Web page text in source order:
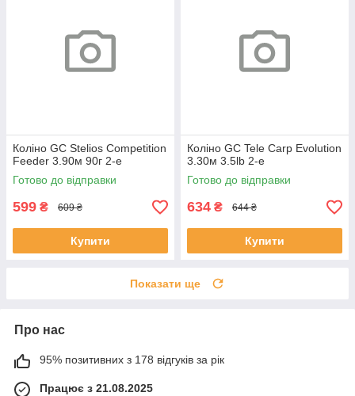
Коліно GC Stelios Competition
Feeder 3.90м 90г 2-е
Готово до відправки
599 ₴ 609 ₴
Купити
Коліно GC Tele Carp Evolution
3.30м 3.5lb 2-е
Готово до відправки
634 ₴ 644 ₴
Купити
Показати ще
Про нас
95% позитивних з 178 відгуків за рік
Працює з 21.08.2025